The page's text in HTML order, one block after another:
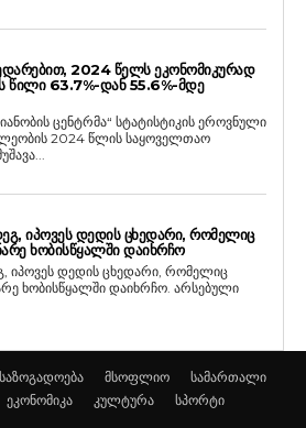
2024 ᲬᲔᲚᲡ ᲔᲙᲝᲜᲝᲛᲘᲙᲣᲠᲐᲓ
ᲬᲘᲚᲘ 63.7%-ᲓᲐᲜ 55.6%-ᲛᲓᲔ
ცენტრმა“ სტატისტიკის ეროვნული
2024 წლის საყოველთაო
ᲘᲞᲝᲕᲔᲡ ᲓᲔᲓᲘᲡ ᲪᲮᲔᲓᲐᲠᲘ, ᲠᲝᲛᲔᲚᲘᲪ
ᲮᲝᲑᲘᲡᲬᲧᲐᲚᲨᲘ ᲓᲐᲘᲮᲠᲩᲝ
იპოვეს დედის ცხედარი, რომელიც
ხობისწყალში დაიხრჩო. არსებული
საზოგადოება მსოფლიო
სამართალი
ეკონომიკა კულტურა სპორტი